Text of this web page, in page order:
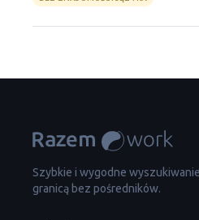
Szybkie i wygodne
granicą bez pośredników.